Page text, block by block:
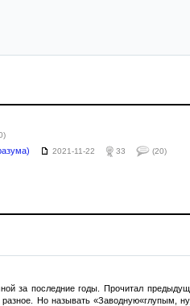
2021-11-22 33 (20)
за последние годы. Прочитал
разное. Но называть